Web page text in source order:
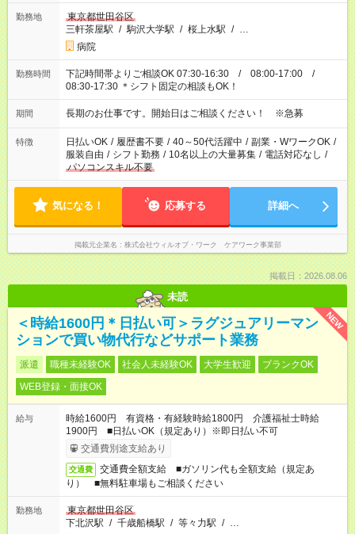
勤務地
東京都世田谷区
三軒茶屋駅 / 駒沢大学駅 / 桜上水駅 / …
病院
勤務時間
下記時間帯よりご相談OK 07:30-16:30 / 08:00-17:00 /
08:30-17:30 ＊シフト固定の相談もOK！
期間 長期のお仕事です。開始日はご相談ください！ ※急募
特徴 日払いOK / 履歴書不要 / 40～50代活躍中 / 副業・WワークOK /
服装自由 / シフト勤務 / 10名以上の大量募集 / 電話対応なし /
パソコンスキル不要
気になる！ 応募する 詳細へ
掲載元企業名 株式会社ウィルオブ・ワーク ケアワーク事業部
掲載日：2026.08.06
未読
NEW
＜時給1600円＊日払い可＞ラグジュアリーマン
ションで買い物代行などサポート業務
派遣 職種未経験OK 社会人未経験OK 大学生歓迎
ブランクOK
WEB登録・面接OK
給与
時給1600円 有資格・有経験時給1800円 介護福祉士時給
1900円 ■日払いOK（規定あり）※即日払い不可
交通費別途支給あり
交通費
交通費全額支給 ■ガソリン代も全額支給（規定あ
り） ■無料駐車場もご相談ください
勤務地
東京都世田谷区
下北沢駅 / 千歳船橋駅 / 等々力駅 / …